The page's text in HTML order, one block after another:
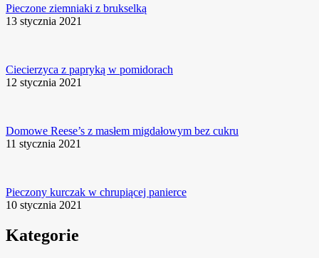
Pieczone ziemniaki z brukselką
13 stycznia 2021
Ciecierzyca z papryką w pomidorach
12 stycznia 2021
Domowe Reese’s z masłem migdałowym bez cukru
11 stycznia 2021
Pieczony kurczak w chrupiącej panierce
10 stycznia 2021
Kategorie